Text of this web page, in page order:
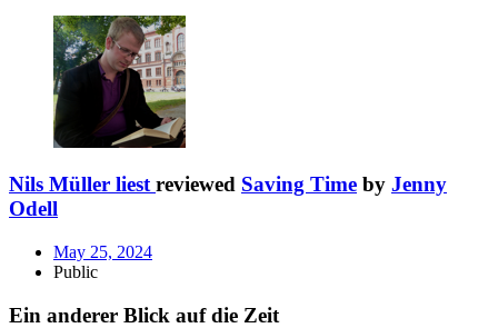
Nils Müller liest reviewed Saving Time by Jenny
Odell
May 25, 2024
Public
Ein anderer Blick auf die Zeit